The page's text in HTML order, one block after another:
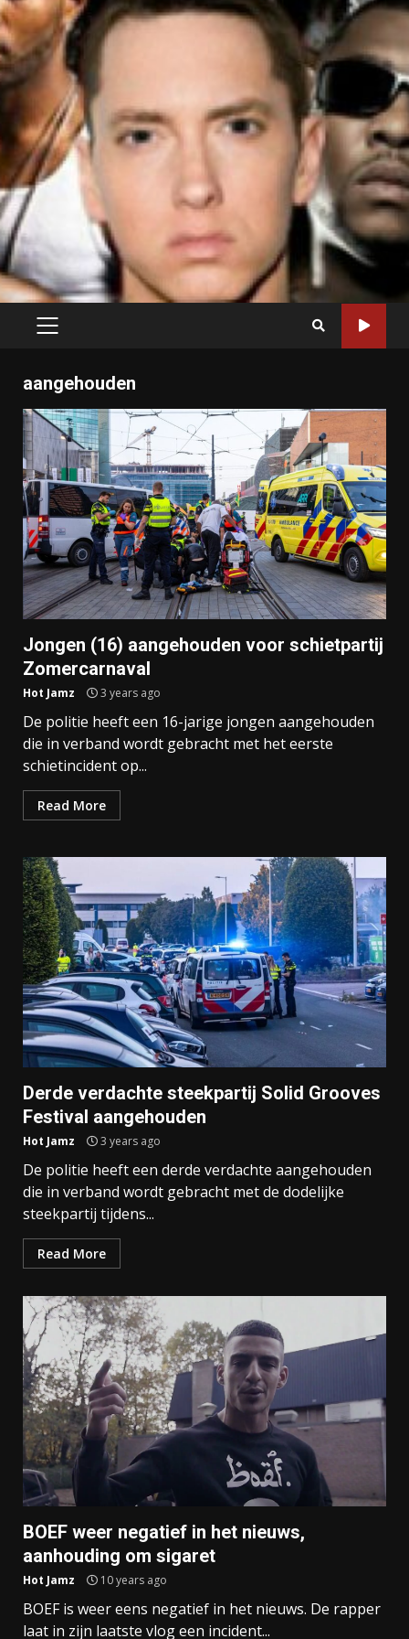
PRIMARY
aangehouden
Jongen (16) aangehouden voor schietpartij
Zomercarnaval
Hot Jamz 3 years ago
De politie heeft een 16-jarige jongen aangehouden
die in verband wordt gebracht met het eerste
schietincident op...
Read More
Derde verdachte steekpartij Solid Grooves
Festival aangehouden
Hot Jamz 3 years ago
De politie heeft een derde verdachte aangehouden
die in verband wordt gebracht met de dodelijke
steekpartij tijdens...
Read More
BOEF weer negatief in het nieuws,
aanhouding om sigaret
Hot Jamz 10 years ago
BOEF is weer eens negatief in het nieuws. De rapper
laat in zijn laatste vlog een incident...